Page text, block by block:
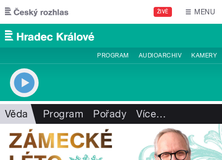
Přejít k hlavnímu obsahu
ŽIVĚ MENU
PROGRAM AUDIOARCHIV KAMERY
Věda Program Pořady Více…